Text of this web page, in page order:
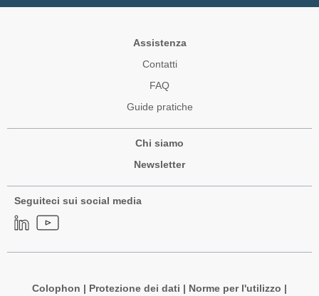
Assistenza
Contatti
FAQ
Guide pratiche
Chi siamo
Newsletter
Seguiteci sui social media
Colophon | Protezione dei dati | Norme per l'utilizzo |